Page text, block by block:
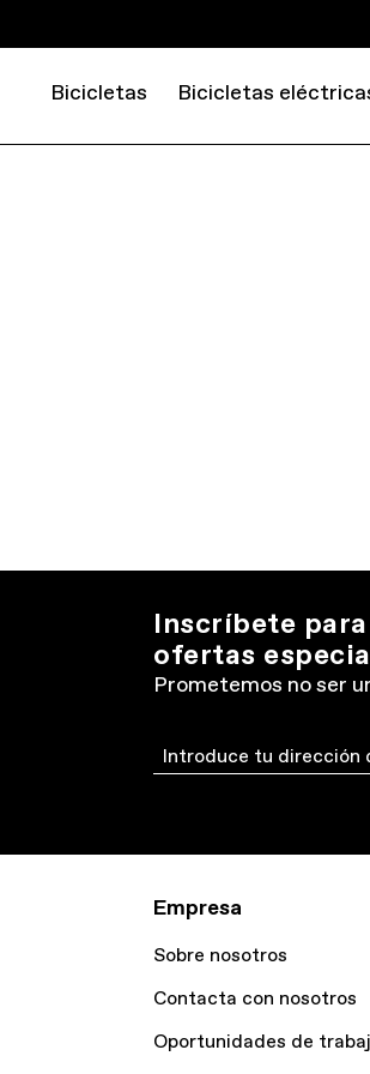
Bicicletas Bicicletas
Inscríbete
ofertas
Prometemos no ser
Email
Empresa
Sobre nosotros
Contacta con nosotros
Oportunidades de